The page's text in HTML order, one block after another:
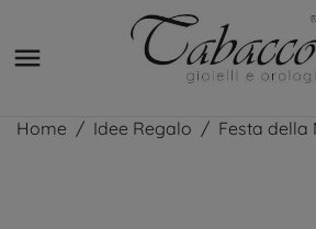

Home Idee Regalo Festa della